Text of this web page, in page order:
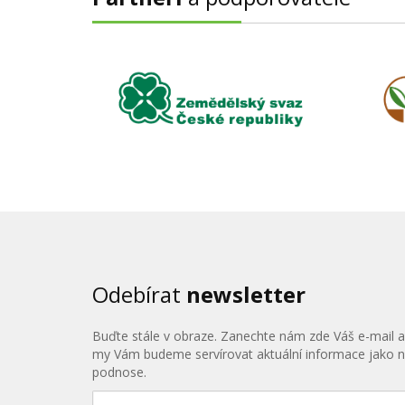
Odebírat newsletter
Buďte stále v obraze. Zanechte nám zde Váš e-mail a
my Vám budeme servírovat aktuální informace jako
podnose.